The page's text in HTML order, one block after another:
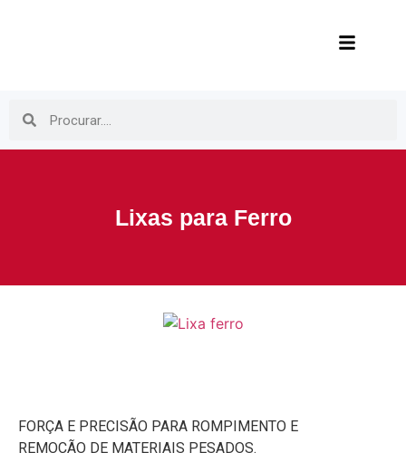
Lixas para Ferro
FORÇA E PRECISÃO PARA ROMPIMENTO E
REMOÇÃO DE MATERIAIS PESADOS.